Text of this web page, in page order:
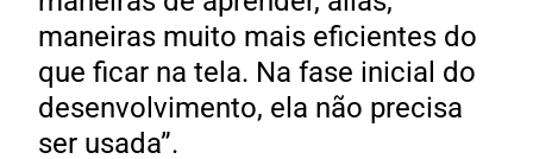
maneiras muito mais eficientes do
que ficar na tela. Na fase inicial do
desenvolvimento, ela não precisa
ser usada”.